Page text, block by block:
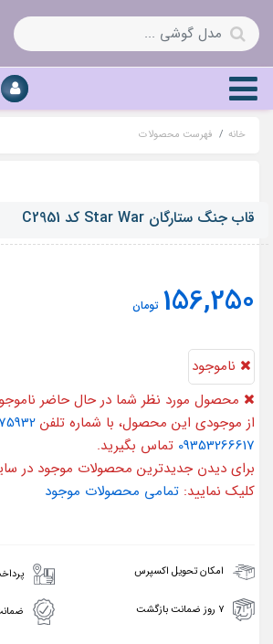
خانه فهرست محصولات
قاب جنگ ستارگان Star War کد C2951
156,250 تومان
ناموجود
محصول مورد نظر شما در حال حاضر
از موجودی این محصول، با شماره تلفن
09353266617 تماس بگیرید.
برای دیدن جدیدترین محصولات موجود در
کلیک نمایید: تمامی محصولات موجود
امکان تحویل اکسپرس
۷ روز ضمانت بازگشت